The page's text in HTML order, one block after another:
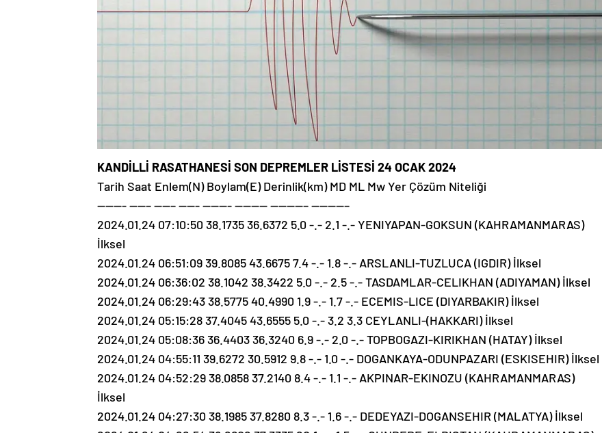
KANDİLLİ RASATHANESİ SON DEPREMLER LİSTESİ 24 OCAK 2024
Tarih Saat Enlem(N) Boylam(E) Derinlik(km) MD ML Mw Yer Çözüm Niteliği
———- ——– ——– ——- ———- ———— ————– ————–
2024.01.24 07:10:50 38.1735 36.6372 5.0 -.- 2.1 -.- YENIYAPAN-GOKSUN (KAHRAMANMARAS)
İlksel
2024.01.24 06:51:09 39.8085 43.6675 7.4 -.- 1.8 -.- ARSLANLI-TUZLUCA (IGDIR) İlksel
2024.01.24 06:36:02 38.1042 38.3422 5.0 -.- 2.5 -.- TASDAMLAR-CELIKHAN (ADIYAMAN) İlksel
2024.01.24 06:29:43 38.5775 40.4990 1.9 -.- 1.7 -.- ECEMIS-LICE (DIYARBAKIR) İlksel
2024.01.24 05:15:28 37.4045 43.6555 5.0 -.- 3.2 3.3 CEYLANLI-(HAKKARI) İlksel
2024.01.24 05:08:36 36.4403 36.3240 6.9 -.- 2.0 -.- TOPBOGAZI-KIRIKHAN (HATAY) İlksel
2024.01.24 04:55:11 39.6272 30.5912 9.8 -.- 1.0 -.- DOGANKAYA-ODUNPAZARI (ESKISEHIR) İlksel
2024.01.24 04:52:29 38.0858 37.2140 8.4 -.- 1.1 -.- AKPINAR-EKINOZU (KAHRAMANMARAS)
İlksel
2024.01.24 04:27:30 38.1985 37.8280 8.3 -.- 1.6 -.- DEDEYAZI-DOGANSEHIR (MALATYA) İlksel